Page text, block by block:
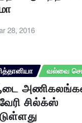
28, 2016
வல்வை
சில்க்ஸ்